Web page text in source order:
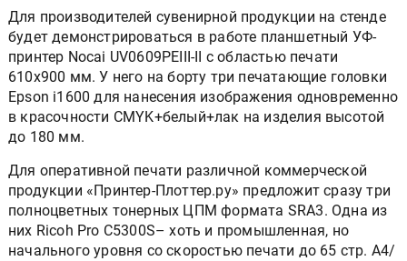
Для производителей сувенирной продукции на стенде
будет демонстрироваться в работе планшетный УФ-
принтер Nocai UV0609PEIII-II с областью печати
610x900 мм. У него на борту три печатающие головки
Epson i1600 для нанесения изображения одновременно
в красочности CMYK+белый+лак на изделия высотой
до 180 мм.
Для оперативной печати различной коммерческой
продукции «Принтер-Плоттер.ру» предложит сразу три
полноцветных тонерных ЦПМ формата SRA3. Одна из
них Ricoh Pro C5300S– хоть и промышленная, но
начального уровня со скоростью печати до 65 стр. А4/